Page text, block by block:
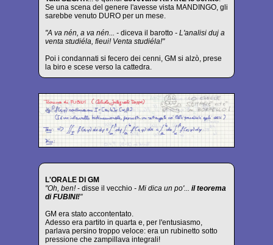
Se una scena del genere l'avesse vista MANDINGO, gli
sarebbe venuto DURO per un mese.
"A va nén, a va nén... - diceva il barotto - L'analisi duj a
venta studiéla, fieui! Venta studiéla!"
Poi i condannati si fecero dei cenni, GM si alzò, prese
la biro e scese verso la cattedra.
L'ORALE DI GM
"Oh, ben!- disse il vecchio - Mi dica un po'... il teorema
di FUBINI!"
GM era stato accontentato.
Adesso era partito in quarta e, per l'entusiasmo,
parlava persino troppo veloce: era un rubinetto sotto
pressione che zampillava integrali!